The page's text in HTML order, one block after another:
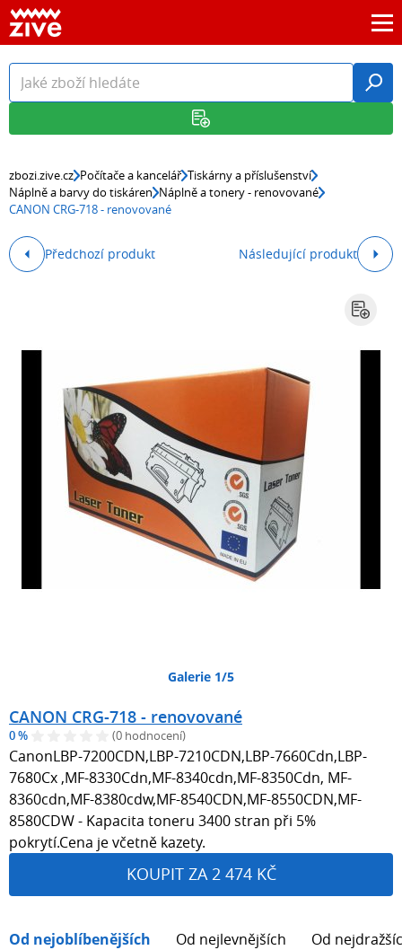
zbozi.zive.cz Počítače a kancelář Tiskárny a příslušenství
Náplně a barvy do tiskáren Náplně a tonery - renovované
CANON CRG-718 - renovované
Předchozí produkt Následující produkt
Galerie 1/5
CANON CRG-718 - renovované
0 % (0 hodnocení)
CanonLBP-7200CDN,LBP-7210CDN,LBP-7660Cdn,LBP-
7680Cx ,MF-8330Cdn,MF-8340cdn,MF-8350Cdn, MF-
8360cdn,MF-8380cdw,MF-8540CDN,MF-8550CDN,MF-
8580CDW - Kapacita toneru 3400 stran při 5%
pokrytí.Cena je včetně kazety.
KOUPIT ZA 2 474 KČ
Od nejoblíbenějších Od nejlevnějších Od